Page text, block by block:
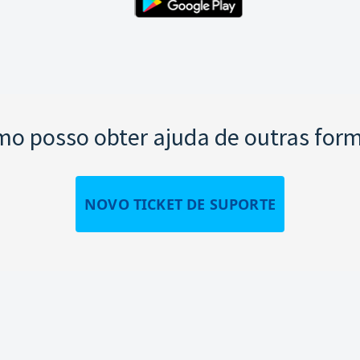
posso obter ajuda de outras
NOVO TICKET DE SUPORTE